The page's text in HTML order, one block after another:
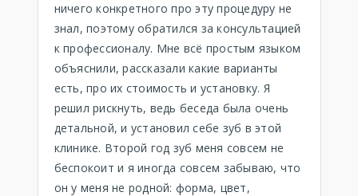
ничего конкретного про эту процедуру не
знал, поэтому обратился за консультацией
к профессионалу. Мне всё простым языком
объяснили, рассказали какие варианты
есть, про их стоимость и установку. Я
решил рискнуть, ведь беседа была очень
детальной, и установил себе зуб в этой
клинике. Второй год зуб меня совсем не
беспокоит и я иногда совсем забываю, что
он у меня не родной: форма, цвет,